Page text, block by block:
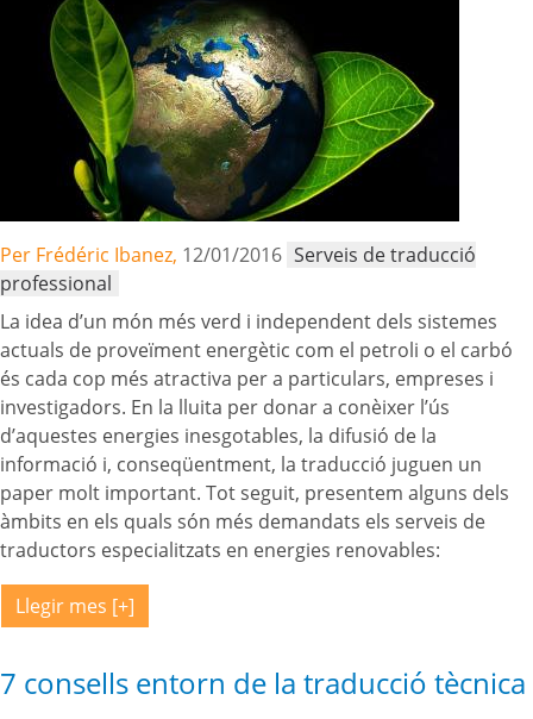
Per Frédéric Ibanez, 12/01/2016 Serveis de traducció
professional
La idea d’un món més verd i independent dels sistemes
actuals de proveïment energètic com el petroli o el carbó
és cada cop més atractiva per a particulars, empreses i
investigadors. En la lluita per donar a conèixer l’ús
d’aquestes energies inesgotables, la difusió de la
informació i, conseqüentment, la traducció juguen un
paper molt important. Tot seguit, presentem alguns dels
àmbits en els quals són més demandats els serveis de
traductors especialitzats en energies renovables:
Llegir mes
7 consells entorn de la traducció tècnica